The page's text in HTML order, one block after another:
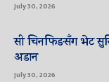
July 30, 2026
सी चिनफिङसँग भेट
अडान
July 30, 2026